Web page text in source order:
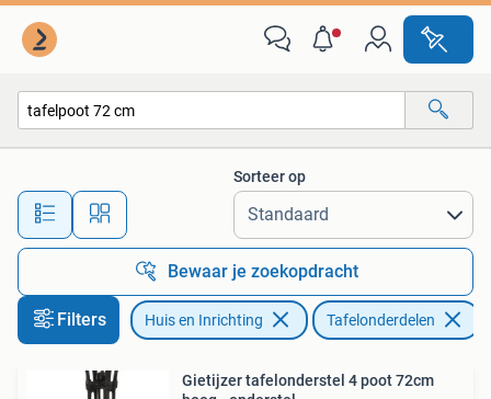
Alle afstanden…
Sorteer op
Bewaar je zoekopdracht
Filters Huis en Inrichting Tafelonderdelen
Gietijzer tafelonderstel 4 poot 72cm